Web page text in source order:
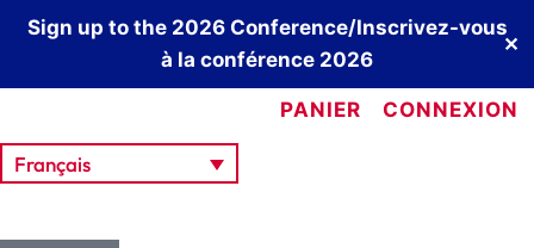
Sign up to the 2026 Conference/Inscrivez-vous
à la conférence 2026
✕
PANIER CONNEXION
Français